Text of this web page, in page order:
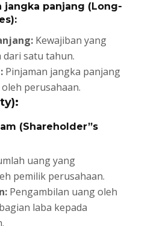
jangka panjang (Long-
Kewajiban yang
satu tahun.
Pinjaman jangka panjang
perusahaan.
(Shareholder”s
uang yang
pemilik perusahaan.
Pengambilan uang oleh
laba kepada